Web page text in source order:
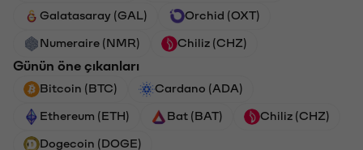
Galatasaray (GAL) Orchid (OXT)
Numeraire (NMR) Chiliz (CHZ)
Günün öne çıkanları
Bitcoin (BTC) Cardano (ADA)
Ethereum (ETH) Bat (BAT) Chiliz (CHZ)
Dogecoin (DOGE)